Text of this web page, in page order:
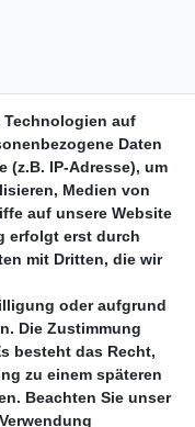
auf
Daten
(z.B. IP-Adresse), um
Medien von
auf unsere Website
erfolgt erst durch
mit Dritten, die wir
oder aufgrund
Die Zustimmung
besteht das Recht,
zu einem späteren
Beachten Sie unser